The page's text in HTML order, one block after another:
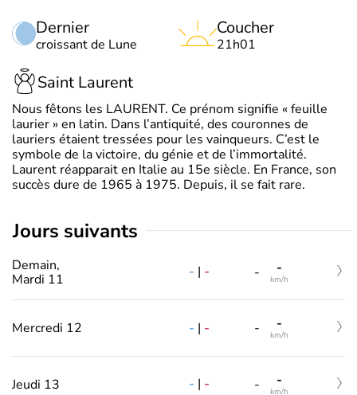
Dernier
croissant de Lune
Coucher
21h01
Saint Laurent
Nous fêtons les LAURENT. Ce prénom signifie « feuille
laurier » en latin. Dans l’antiquité, des couronnes de
lauriers étaient tressées pour les vainqueurs. C’est le
symbole de la victoire, du génie et de l’immortalité.
Laurent réapparait en Italie au 15e siècle. En France, son
succès dure de 1965 à 1975. Depuis, il se fait rare.
jours suivants
Demain,
Mardi 11
- | - - -
km/h
Mercredi 12 - | - - -
km/h
Jeudi 13 - | - - -
km/h